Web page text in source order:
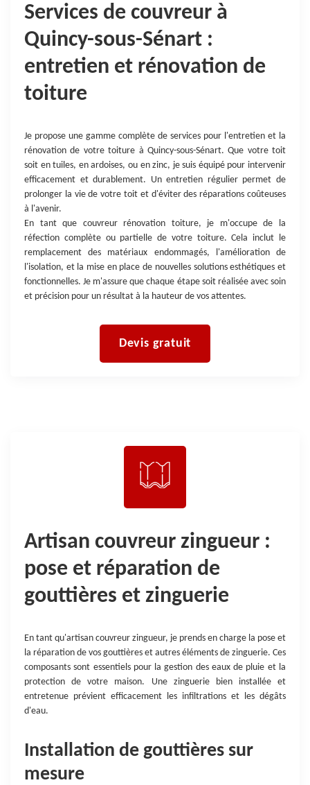
Services de couvreur à
Quincy-sous-Sénart :
entretien et rénovation de
toiture
Je propose une gamme complète de services pour l'entretien et la
rénovation de votre toiture à Quincy-sous-Sénart. Que votre toit
soit en tuiles, en ardoises, ou en zinc, je suis équipé pour intervenir
efficacement et durablement. Un entretien régulier permet de
prolonger la vie de votre toit et d'éviter des réparations coûteuses
à l'avenir.
En tant que couvreur rénovation toiture, je m'occupe de la
réfection complète ou partielle de votre toiture. Cela inclut le
remplacement des matériaux endommagés, l'amélioration de
l'isolation, et la mise en place de nouvelles solutions esthétiques et
fonctionnelles. Je m'assure que chaque étape soit réalisée avec soin
et précision pour un résultat à la hauteur de vos attentes.
Devis gratuit
Artisan couvreur zingueur :
pose et réparation de
gouttières et zinguerie
En tant qu'artisan couvreur zingueur, je prends en charge la pose et
la réparation de vos gouttières et autres éléments de zinguerie. Ces
composants sont essentiels pour la gestion des eaux de pluie et la
protection de votre maison. Une zinguerie bien installée et
entretenue prévient efficacement les infiltrations et les dégâts
d'eau.
Installation de gouttières sur
mesure